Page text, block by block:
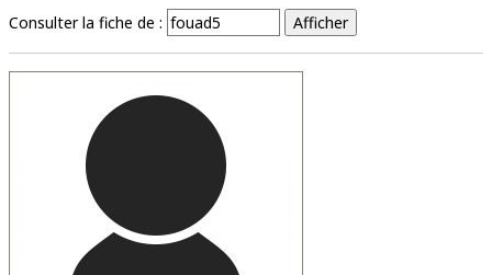
Consulter la fiche de :